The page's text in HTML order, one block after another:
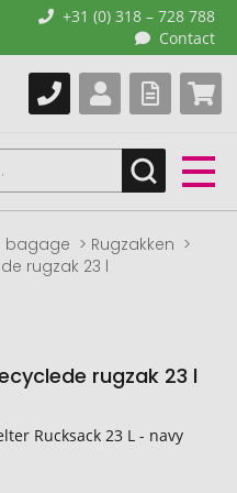
+31 (0) 318 – 728 788
Contact
bagage
Rugzakken
rugzak 23 l
rugzak 23 l